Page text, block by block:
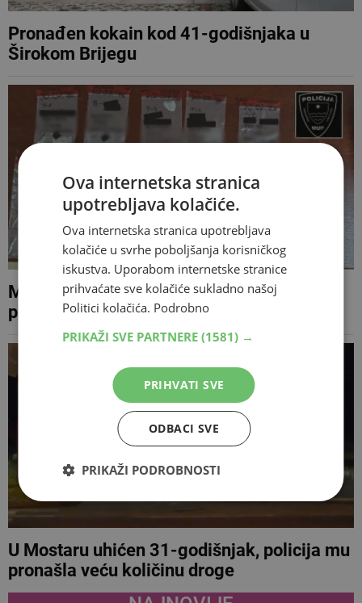
Pronađen kokain kod 41-godišnjaka u
Širokom Brijegu
Mostarac uhićen nakon policijskog
pretresa, pronađena veća količina droge
U Mostaru uhićen 31-godišnjak, policija mu
pronašla veću količinu droge
Ova internetska stranica
upotrebljava kolačiće.
Ova internetska stranica upotrebljava
kolačiće u svrhe poboljšanja korisničkog
iskustva. Uporabom internetske stranice
prihvaćate sve kolačiće sukladno našoj
Politici kolačića. Podrobno
PRIKAŽI SVE PARTNERE (1581) →
PRIHVATI SVE
ODBACI SVE
PRIKAŽI PODROBNOSTI